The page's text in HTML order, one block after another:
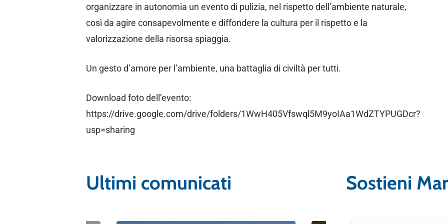
organizzare in autonomia un evento di pulizia, nel rispetto dell’ambiente naturale,
così da agire consapevolmente e diffondere la cultura per il rispetto e la
valorizzazione della risorsa spiaggia.
Un gesto d’amore per l’ambiente, una battaglia di civiltà per tutti.
Download foto dell’evento:
https://drive.google.com/drive/folders/1WwH405Vfswql5M9yoIAa1WdZTYPUGDcr?
usp=sharing
Ultimi comunicati Blue News
Sostieni